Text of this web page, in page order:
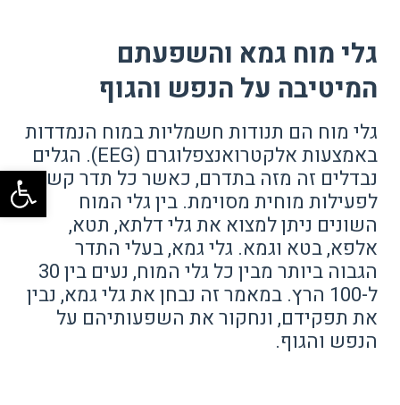
גלי מוח גמא והשפעתם
המיטיבה על הנפש והגוף
גלי מוח הם תנודות חשמליות במוח הנמדדות
באמצעות אלקטרואנצפלוגרם (EEG). הגלים
נבדלים זה מזה בתדרם, כאשר כל תדר קשור
לפעילות מוחית מסוימת. בין גלי המוח
השונים ניתן למצוא את גלי דלתא, תטא,
אלפא, בטא וגמא. גלי גמא, בעלי התדר
הגבוה ביותר מבין כל גלי המוח, נעים בין 30
ל-100 הרץ. במאמר זה נבחן את גלי גמא, נבין
את תפקידם, ונחקור את השפעותיהם על
הנפש והגוף.